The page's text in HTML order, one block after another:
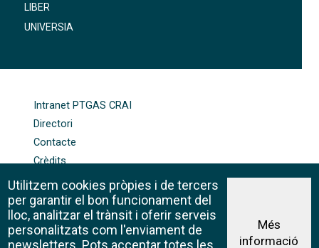
LIBER
UNIVERSIA
Intranet PTGAS CRAI
Directori
Contacte
Crèdits
Política de galetes
Avís legal
Utilitzem cookies pròpies i de tercers
per garantir el bon funcionament del
lloc, analitzar el trànsit i oferir serveis
personalitzats com l'enviament de
newsletters. Pots acceptar totes les
Més
informació